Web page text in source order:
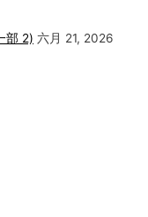
部 2) 六月 21, 2026